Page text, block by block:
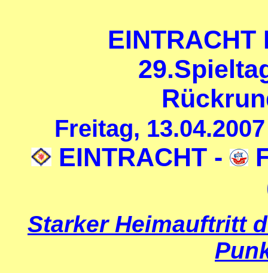
EINTRACHT
Freitag,
EINTRACHT -
Starker Heimauftritt